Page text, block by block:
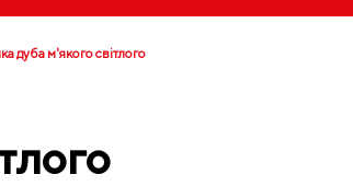
дуба м'якого світлого